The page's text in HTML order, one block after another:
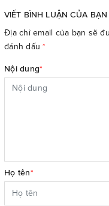
VIẾT BÌNH LUẬN CỦA BẠN
Địa chỉ email của bạn sẽ
đánh dấu*
Nội dung*
Họ tên*